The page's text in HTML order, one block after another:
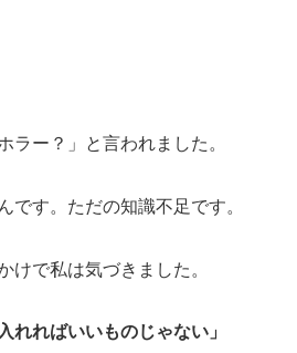
ラー？」と言われました。
です。ただの知識不足です。
けで私は気づきました。
れればいいものじゃない」